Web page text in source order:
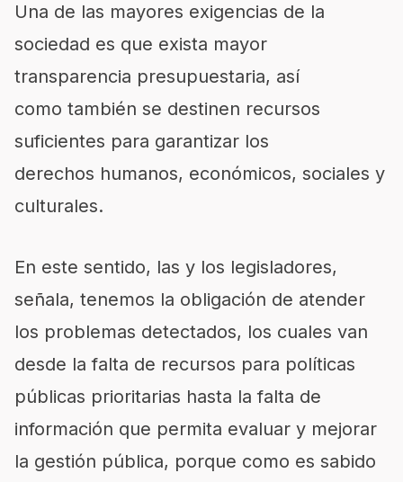
Una de las mayores exigencias de la
sociedad es que exista mayor
transparencia presupuestaria, así
como también se destinen recursos
suficientes para garantizar los
derechos humanos, económicos, sociales y
culturales.
En este sentido, las y los legisladores,
señala, tenemos la obligación de atender
los problemas detectados, los cuales van
desde la falta de recursos para políticas
públicas prioritarias hasta la falta de
información que permita evaluar y mejorar
la gestión pública, porque como es sabido